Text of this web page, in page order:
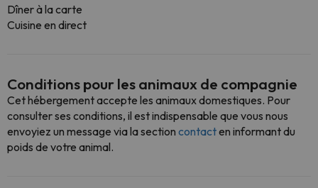
Dîner à la carte
Cuisine en direct
Conditions pour les animaux de compagnie
Cet hébergement accepte les animaux domestiques. Pour
consulter ses conditions, il est indispensable que vous nous
envoyiez un message via la section contacten informant du
poids de votre animal.